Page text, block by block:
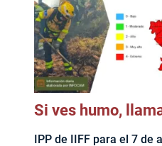
Si ves humo,
IPP de IIFF para el 7 de